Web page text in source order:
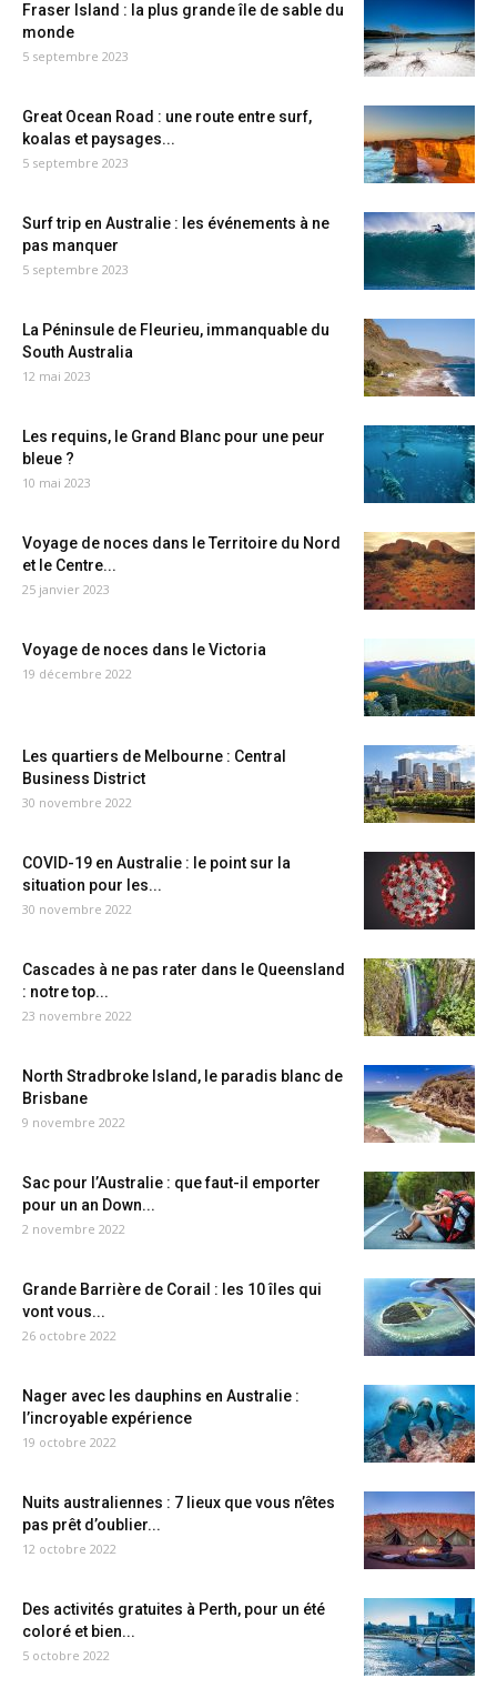
Fraser Island : la plus grande île de sable du
monde
5 septembre 2023
Great Ocean Road : une route entre surf,
koalas et paysages...
5 septembre 2023
Surf trip en Australie : les événements à ne
pas manquer
5 septembre 2023
La Péninsule de Fleurieu, immanquable du
South Australia
12 mai 2023
Les requins, le Grand Blanc pour une peur
bleue ?
10 mai 2023
Voyage de noces dans le Territoire du Nord
et le Centre...
25 janvier 2023
Voyage de noces dans le Victoria
19 décembre 2022
Les quartiers de Melbourne : Central
Business District
30 novembre 2022
COVID-19 en Australie : le point sur la
situation pour les...
30 novembre 2022
Cascades à ne pas rater dans le Queensland
: notre top...
23 novembre 2022
North Stradbroke Island, le paradis blanc de
Brisbane
9 novembre 2022
Sac pour l’Australie : que faut-il emporter
pour un an Down...
2 novembre 2022
Grande Barrière de Corail : les 10 îles qui
vont vous...
26 octobre 2022
Nager avec les dauphins en Australie :
l’incroyable expérience
19 octobre 2022
Nuits australiennes : 7 lieux que vous n’êtes
pas prêt d’oublier...
12 octobre 2022
Des activités gratuites à Perth, pour un été
coloré et bien...
5 octobre 2022